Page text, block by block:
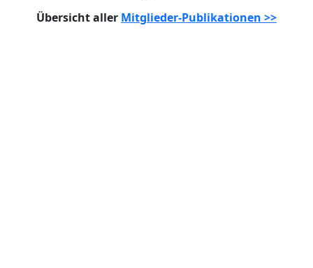
Übersicht aller Mitglieder-Publikationen >>